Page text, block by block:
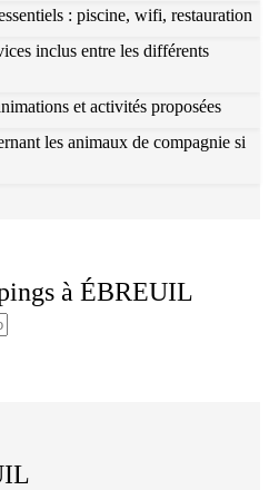
: piscine, wifi, restauration
inclus entre les différents
et activités proposées
les animaux de compagnie si
à ÉBREUIL